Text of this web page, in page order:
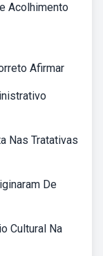
Acolhimento
Afirmar
Nas Tratativas
De
Cultural Na